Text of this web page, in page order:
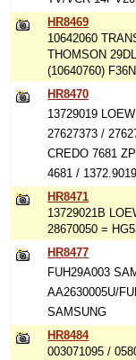
HR8469
10642060
THOMSON
(10640760)
HR8470
13729019
27627373 /
CREDO 7681
4681 /
HR8471
13729021B
28670050 =
HR8477
FUH29A003
AA2630005U/
SAMSUNG
HR8484
003071095 /